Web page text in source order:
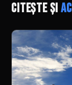
Citește și